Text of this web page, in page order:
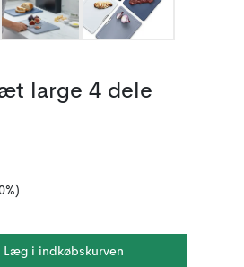
large 4 dele
Læg i indkøbskurven